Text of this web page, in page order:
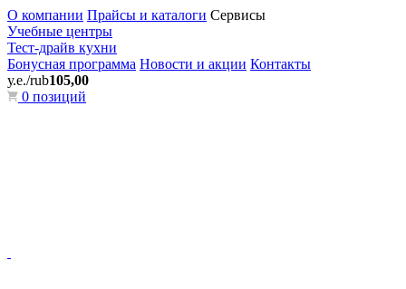
О компании Прайсы и каталоги Сервисы
Учебные центры
Тест-драйв кухни
Бонусная программа Новости и акции Контакты
у.е./rub105,00
0 позиций